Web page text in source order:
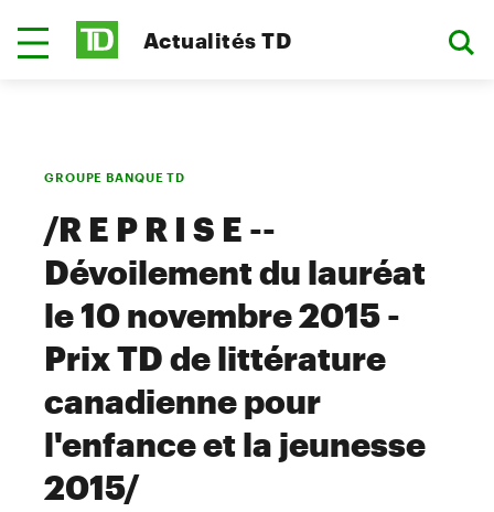
Actualités TD
GROUPE BANQUE TD
/R E P R I S E --
Dévoilement du lauréat
le 10 novembre 2015 -
Prix TD de littérature
canadienne pour
l'enfance et la jeunesse
2015/